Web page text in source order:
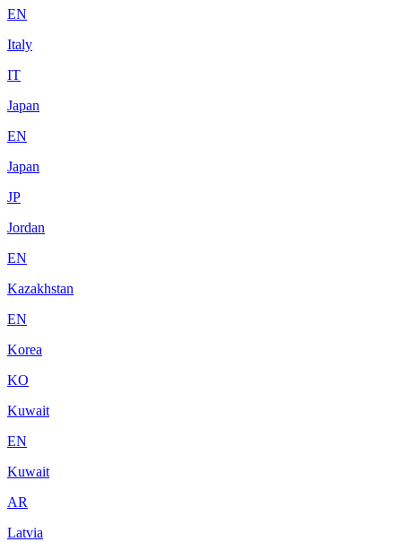
EN
Italy
IT
Japan
EN
Japan
JP
Jordan
EN
Kazakhstan
EN
Korea
KO
Kuwait
EN
Kuwait
AR
Latvia